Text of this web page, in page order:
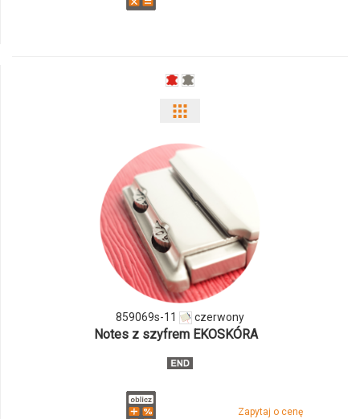
odmiany
ilości
produktu
859069s-
11
859069s-11 czerwony
Notes z szyfrem EKOSKÓRA
Zapytaj o cenę